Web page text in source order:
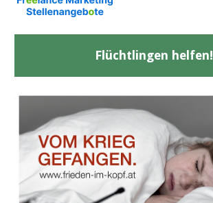
Flüchtlingen helfen!